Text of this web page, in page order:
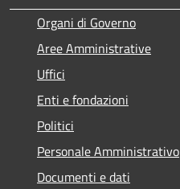
Organi di Governo
Aree Amministrative
Uffici
Enti e fondazioni
Politici
Personale Amministrativo
Documenti e dati